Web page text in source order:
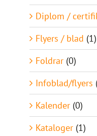
Diplom /
Flyers / blad (1)
Foldrar (0)
Infoblad/flyers
Kalender (0)
Kataloger (1)